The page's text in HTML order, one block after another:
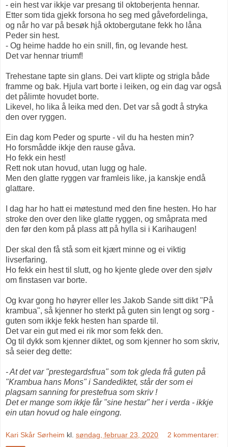
- ein hest var ikkje var presang til oktoberjenta hennar.
Etter som tida gjekk forsona ho seg med gåvefordelinga,
og når ho var på besøk hjå oktobergutane fekk ho låna
Peder sin hest.
- Og heime hadde ho ein snill, fin, og levande hest.
Det var hennar triumf!
Trehestane tapte sin glans. Dei vart klipte og strigla både
framme og bak. Hjula vart borte i leiken, og ein dag var også
det pålimte hovudet borte.
Likevel, ho lika å leika med den. Det var så godt å stryka
den over ryggen.
Ein dag kom Peder og spurte - vil du ha hesten min?
Ho forsmådde ikkje den rause gåva.
Ho fekk ein hest!
Rett nok utan hovud, utan lugg og hale.
Men den glatte ryggen var framleis like, ja kanskje endå
glattare.
I dag har ho hatt ei møtestund med den fine hesten. Ho har
stroke den over den like glatte ryggen, og småprata med
den før den kom på plass att på hylla si i Karihaugen!
Der skal den få stå som eit kjært minne og ei viktig
livserfaring.
Ho fekk ein hest til slutt, og ho kjente glede over den sjølv
om finstasen var borte.
Og kvar gong ho høyrer eller les Jakob Sande sitt dikt "På
krambua", så kjenner ho sterkt på guten sin lengt og sorg -
guten som ikkje fekk hesten han sparde til.
Det var ein gut med ei rik mor som fekk den.
Og til dykk som kjenner diktet, og som kjenner ho som skriv,
så seier deg dette:
- At det var "prestegardsfrua" som tok gleda frå guten på
"Krambua hans Mons" i Sandediktet, står der som ei
plagsam sanning for prestefrua som skriv !
Det er mange som ikkje får "sine hestar" her i verda - ikkje
ein utan hovud og hale eingong.
Kari Skår Sørheim kl. søndag, februar 23, 2020 2 kommentarer: